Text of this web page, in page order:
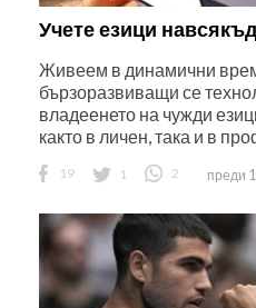
Учете езици
Живеем в динамични
бързоразвиващи се
владеенето на чужди
както в личен, така и в
19 1 2 преди